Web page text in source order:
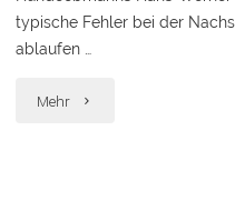
typische Fehler bei der
ablaufen …
Mehr "Stammtisch